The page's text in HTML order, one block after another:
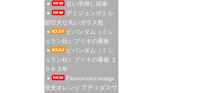
古い手押し荷車
デミジョンボトル
超巨大な丸いガラス瓶
ビバンダム（ミシ
ュラン社）ブリキの看板
ビバンダム（ミシ
ュラン社）ブリキの看板 １
９６３年
Fluorescence orange
蛍光オレンジ アディダスヴ